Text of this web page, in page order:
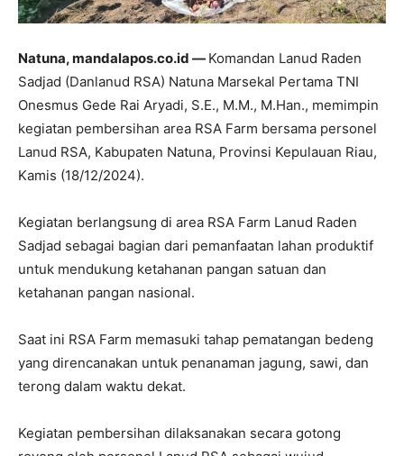
Natuna, mandalapos.co.id — Komandan Lanud Raden
Sadjad (Danlanud RSA) Natuna Marsekal Pertama TNI
Onesmus Gede Rai Aryadi, S.E., M.M., M.Han., memimpin
kegiatan pembersihan area RSA Farm bersama personel
Lanud RSA, Kabupaten Natuna, Provinsi Kepulauan Riau,
Kamis (18/12/2024).
Kegiatan berlangsung di area RSA Farm Lanud Raden
Sadjad sebagai bagian dari pemanfaatan lahan produktif
untuk mendukung ketahanan pangan satuan dan
ketahanan pangan nasional.
Saat ini RSA Farm memasuki tahap pematangan bedeng
yang direncanakan untuk penanaman jagung, sawi, dan
terong dalam waktu dekat.
Kegiatan pembersihan dilaksanakan secara gotong